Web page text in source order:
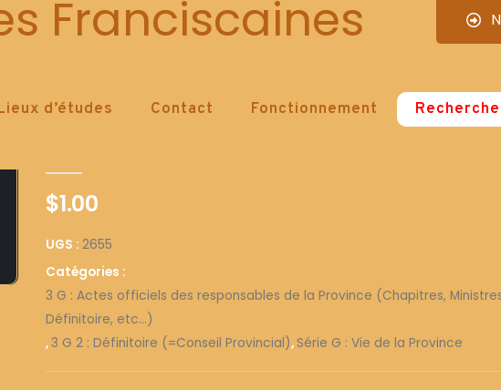
Franciscaines
d’études Contact Fonctionnement Recherche
2655
$1.00
UGS : 2655
Catégories :
3 G : Actes officiels des responsables de la Province (Chapitres,
Définitoire, etc...)
,3 G 2 : Définitoire (=Conseil Provincial), Série G : Vie de la Province